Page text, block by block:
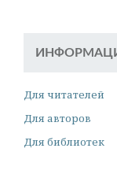
Для читателей
Для авторов
Для библиотек